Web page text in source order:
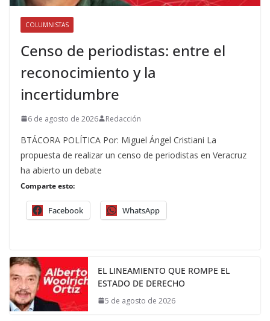
COLUMNISTAS
Censo de periodistas: entre el
reconocimiento y la
incertidumbre
6 de agosto de 2026 Redacción
BTÁCORA POLÍTICA Por: Miguel Ángel Cristiani La
propuesta de realizar un censo de periodistas en Veracruz
ha abierto un debate
Comparte esto:
Facebook WhatsApp
EL LINEAMIENTO QUE ROMPE EL
ESTADO DE DERECHO
5 de agosto de 2026